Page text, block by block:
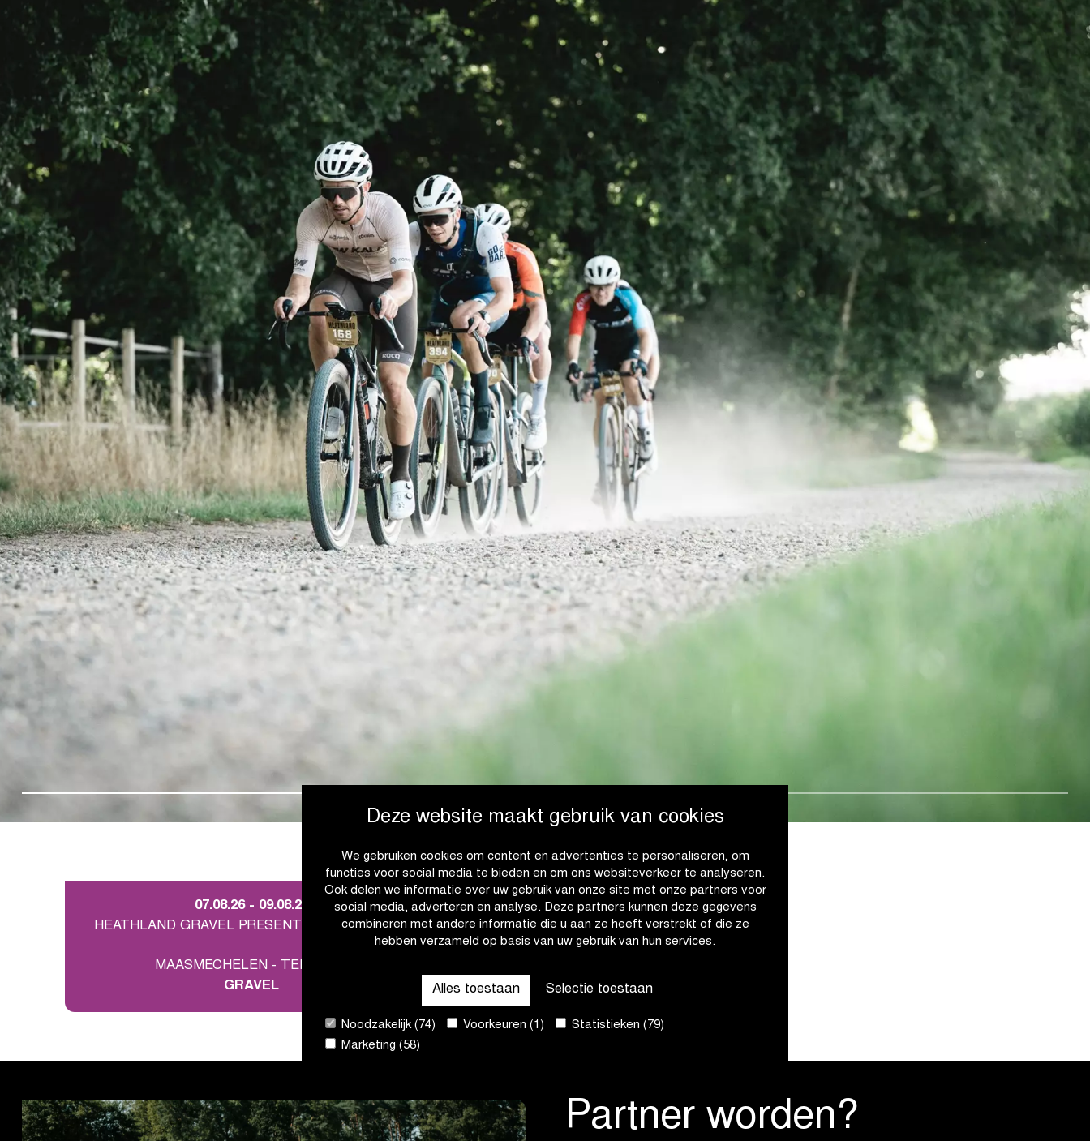
Deze website maakt gebruik van cookies
We gebruiken cookies om content en advertenties te personaliseren, om
functies voor social media te bieden en om ons websiteverkeer te analyseren.
Ook delen we informatie over uw gebruik van onze site met onze partners voor
social media, adverteren en analyse. Deze partners kunnen deze gegevens
combineren met andere informatie die u aan ze heeft verstrekt of die ze
hebben verzameld op basis van uw gebruik van hun services.
Alles toestaan Selectie toestaan
Noodzakelijk (74) Voorkeuren (1)
Statistieken (79)
Marketing (58)
07.08.26 - 09.08.26
HEATHLAND GRAVEL PRESENTED BY SHIMANO
MAASMECHELEN - TERHILLS
GRAVEL
Partner worden?